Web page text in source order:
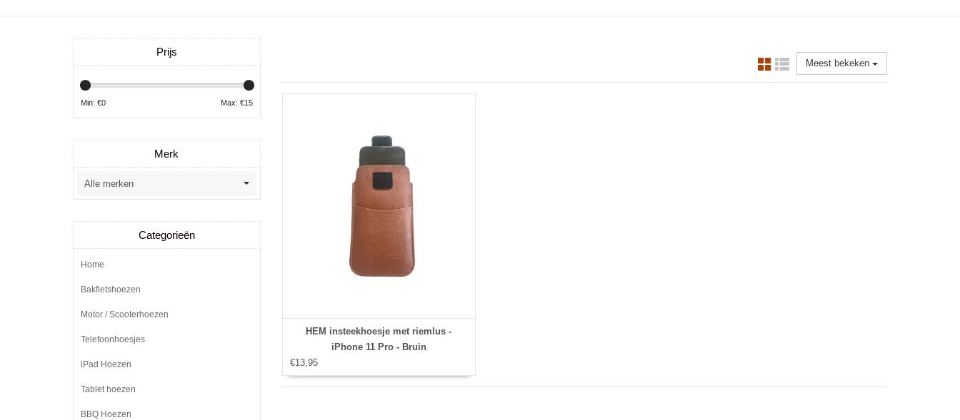
Meest bekeken
HEM insteekhoesje met riemlus -
iPhone 11 Pro - Bruin
€13,95
Prijs
Min: €0 Max: €15
Merk
Categorieën
Home
Bakfietshoezen
Motor / Scooterhoezen
Telefoonhoesjes
iPad Hoezen
Tablet hoezen
BBQ Hoezen